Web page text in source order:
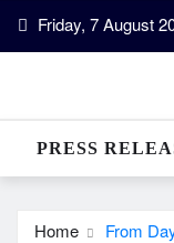
Skip Friday, 7 August
PRESS
Home From